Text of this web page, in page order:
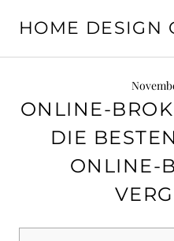
zumHOME DESIGN
ONLINE-
DIE
ONLINE-